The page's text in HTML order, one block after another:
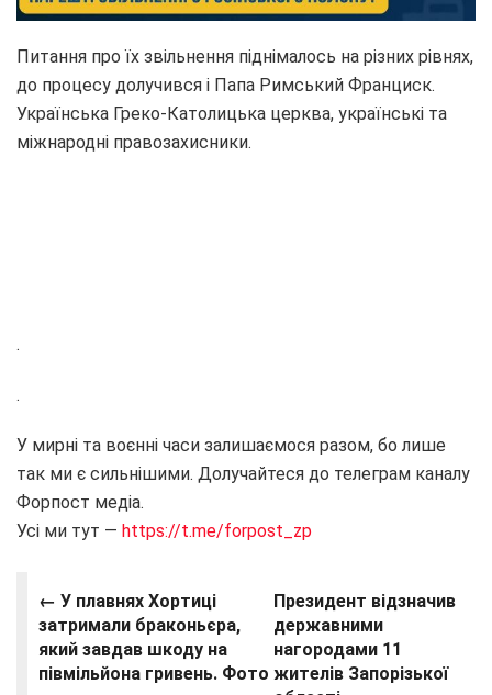
Питання про їх звільнення піднімалось на різних рівнях,
до процесу долучився і Папа Римський Франциск.
Українська Греко-Католицька церква, українські та
міжнародні правозахисники.
.
.
У мирні та воєнні часи залишаємося разом, бо лише
так ми є сильнішими. Долучайтеся до телеграм каналу
Форпост медіа.
Усі ми тут — https://t.me/forpost_zp
← У плавнях Хортиці
затримали браконьєра,
який завдав шкоду на
півмільйона гривень. Фото
Президент відзначив
державними
нагородами 11
жителів Запорізької